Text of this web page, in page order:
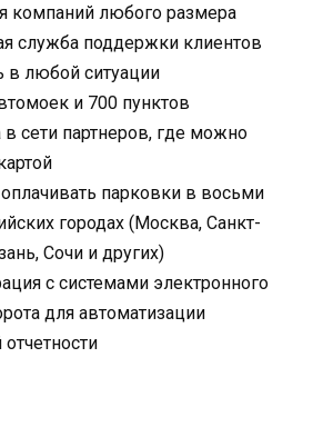
компаний любого размера
служба поддержки клиентов
в любой ситуации
и 700 пунктов
сети партнеров, где можно
парковки в восьми
городах (Москва, Санкт-
Сочи и других)
с системами электронного
для автоматизации
отчетности